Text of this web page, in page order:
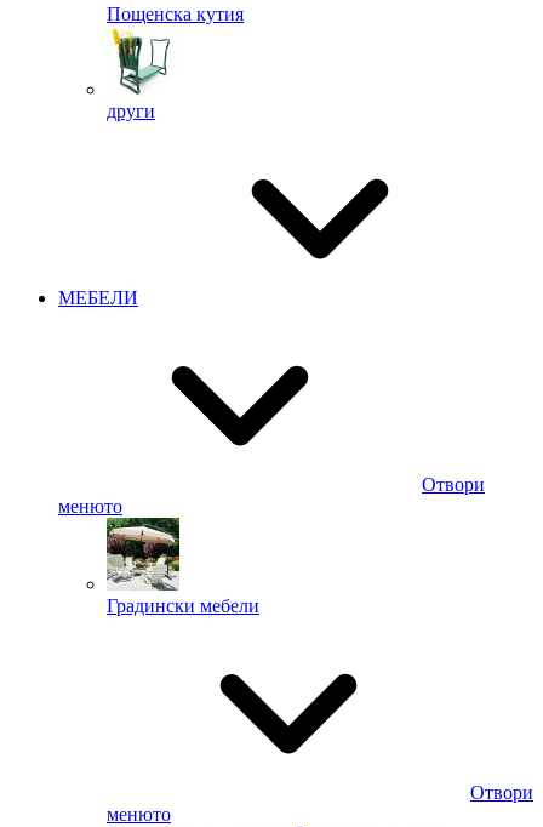
Пощенска кутия
други
МЕБЕЛИ
Отвори
менюто
Градински мебели
Отвори
менюто